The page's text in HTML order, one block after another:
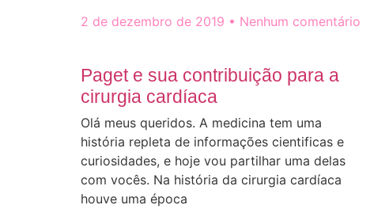
2 de dezembro de 2019
Nenhum comentário
Paget e sua contribuição para a
cirurgia cardíaca
Olá meus queridos. A medicina tem uma
história repleta de informações cientificas e
curiosidades, e hoje vou partilhar uma delas
com vocês. Na história da cirurgia cardíaca
houve uma época